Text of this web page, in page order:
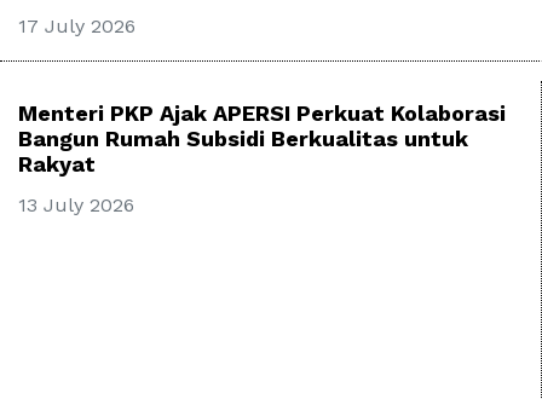
17 July 2026
Menteri PKP Ajak APERSI Perkuat Kolaborasi
Bangun Rumah Subsidi Berkualitas untuk
Rakyat
13 July 2026